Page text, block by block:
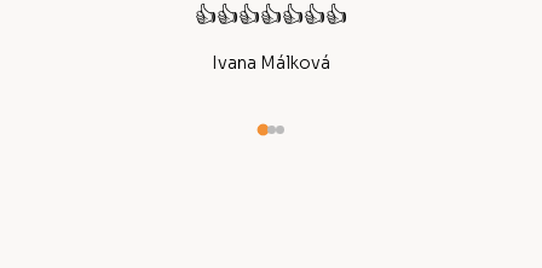
👍👍👍👍👍👍👍
Ivana Málková